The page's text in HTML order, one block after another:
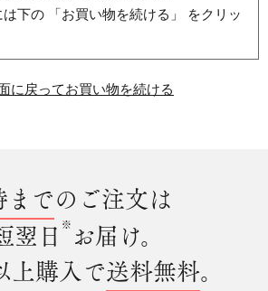
下の 「お買い物を続ける」 をクリッ
に戻ってお買い物を続ける
までのご注文は
翌日 ※ お届け。
上購入で送料無料。